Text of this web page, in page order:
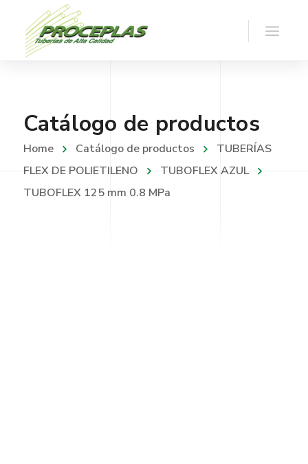
Catálogo de productos
Home Catálogo de productos
TUBERÍAS
FLEX DE POLIETILENO
TUBOFLEX AZUL
TUBOFLEX 125 mm 0.8 MPa